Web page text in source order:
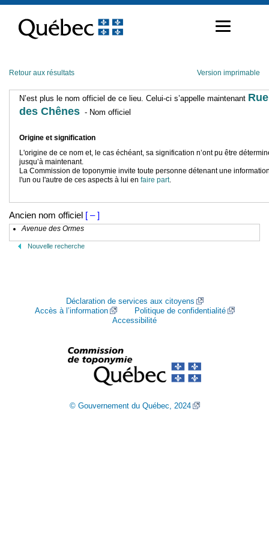
contenu
Retour aux résultats Version imprimable
N’est plus le nom officiel de ce lieu. Celui-ci s’appelle maintenant Rue
des Chênes - Nom officiel
Origine et signification
L'origine de ce nom et, le cas échéant, sa signification n’ont pu être
jusqu’à maintenant.
La Commission de toponymie invite toute personne détenant une
l'un ou l'autre de ces aspects à lui en faire part.
Ancien nom officiel [ – ]
Avenue des Ormes
Nouvelle recherche
Déclaration de services aux citoyens
Accès à l’information
Politique de confidentialité
Accessibilité
© Gouvernement du Québec, 2024